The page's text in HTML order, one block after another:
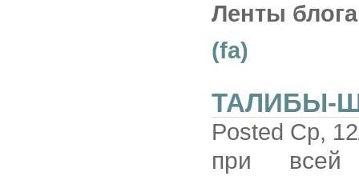
Ленты
(fa)
ТАЛИБЫ-
Posted Ср,
при всей